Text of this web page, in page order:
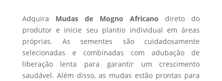
Adquira Mudas de Mogno Africano direto do
produtor e inicie seu plantio individual em áreas
próprias. As sementes são cuidadosamente
selecionadas e combinadas com adubação de
liberação lenta para garantir um crescimento
saudável. Além disso, as mudas estão prontas para